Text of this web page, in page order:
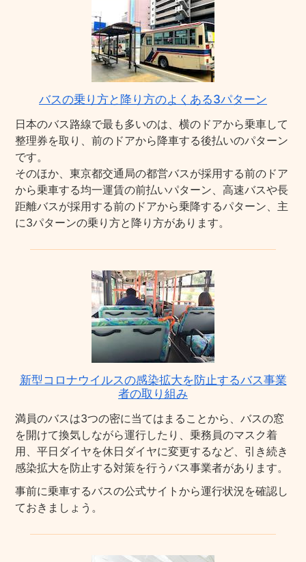
バスの乗り方と降り方のよくある3パターン
日本のバス路線で最も多いのは、横のドアから乗車して
整理券を取り、前のドアから降車する後払いのパターン
です。
そのほか、東京都交通局の都営バスが採用する前のドア
から乗車する均一運賃の前払いパターン、高速バスや長
距離バスが採用する前のドアから乗降するパターン、主
に3パターンの乗り方と降り方があります。
新型コロナウイルスの感染拡大を防止するバス事業
者の取り組み
満員のバスは3つの密に当てはまることから、バスの窓
を開けて換気しながら運行したり、乗務員のマスク着
用、平日ダイヤを休日ダイヤに変更するなど、引き続き
感染拡大を防止する対策を行うバス事業者があります。
事前に乗車するバスの公式サイトから運行状況を確認し
ておきましょう。